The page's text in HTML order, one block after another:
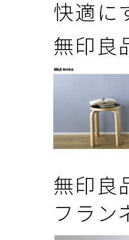
快適に
無印良
無印良
フラン